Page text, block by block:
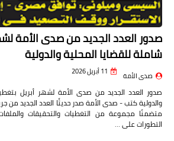
صدور العدد الجديد من صدى الأمة
شاملة للقضايا المحلية والدولية
صدى الأمة 11 أبريل 2026
صدور العدد الجديد من صدى الأمة لشهر أبريل
والدولية كتب - صدى الأمة صدر حديثًا العدد الجديد من
متضمنًا مجموعة من التغطيات والتحقيقات والملفات
التطورات على …